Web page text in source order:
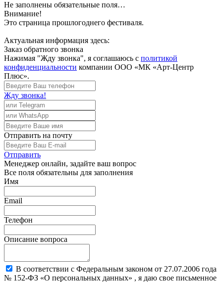
Не заполнены обязательные поля…
Внимание!
Это страница прошлогоднего фестиваля.
Актуальная информация здесь:
Заказ обратного звонка
Нажимая "Жду звонка", я соглашаюсь с политикой
конфиденциальности компании ООО «МК «Арт-Центр
Плюс».
Жду звонка!
Отправить на почту
Отправить
Менеджер онлайн, задайте ваш вопрос
Все поля обязательны для заполнения
Имя
Email
Телефон
Описание вопроса
В соответствии с Федеральным законом от 27.07.2006 года
№ 152-ФЗ «О персональных данных» , я даю свое письменное